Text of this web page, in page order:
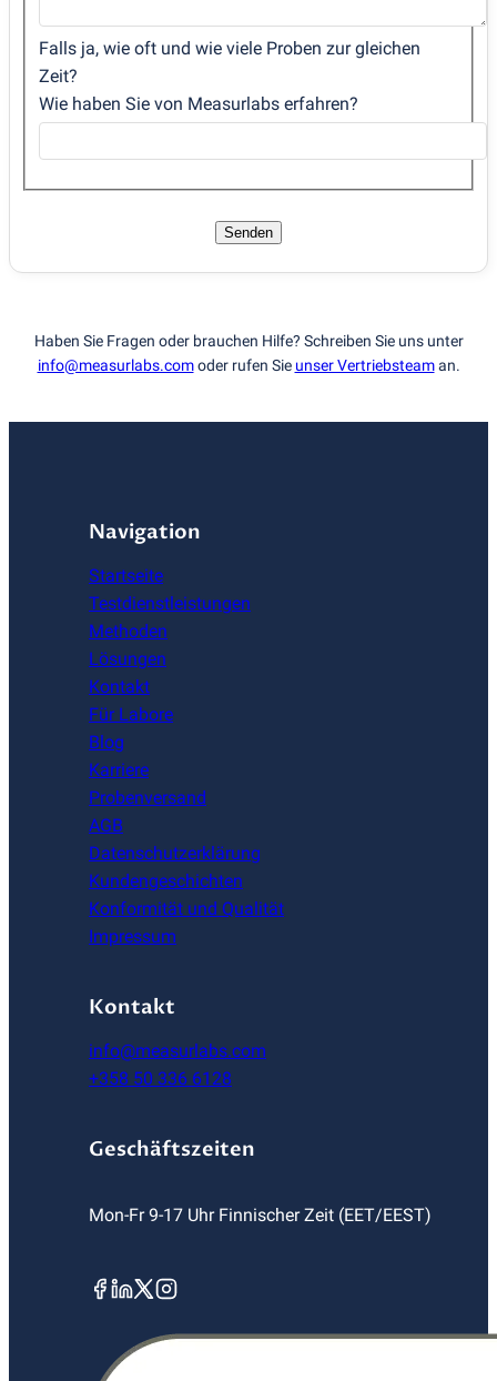
Falls ja, wie oft und wie viele Proben zur gleichen
Zeit?
Wie haben Sie von Measurlabs erfahren?
Senden
Haben Sie Fragen oder brauchen Hilfe? Schreiben Sie uns unter
info@measurlabs.comoder rufen Sie unser Vertriebsteaman.
Navigation
Startseite
Testdienstleistungen
Methoden
Lösungen
Kontakt
Für Labore
Blog
Karriere
Probenversand
AGB
Datenschutzerklärung
Kundengeschichten
Konformität und Qualität
Impressum
Kontakt
info@measurlabs.com
+358 50 336 6128
Geschäftszeiten
Mon-Fr 9-17 Uhr Finnischer Zeit (EET/EEST)